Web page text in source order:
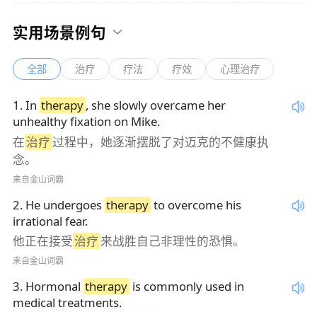
实用场景例句
全部 治疗 疗法 疗效 心理治疗
1 .In therapy, she slowly overcame her
unhealthy fixation on Mike.
在治疗过程中，她逐渐摆脱了对迈克的不健康执
念。
来自金山词霸
2. He undergoes therapy to overcome his
irrational fear.
他正在接受治疗 来战胜自己非理性的恐惧。
来自金山词霸
3. Hormonal therapy is commonly used in
medical treatments.